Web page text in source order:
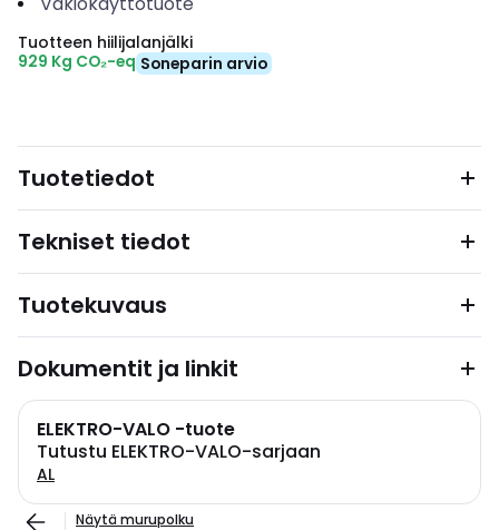
Tuotteen hiilijalanjälki
929 Kg CO₂-eq Soneparin arvio
Tuotetiedot
Tekniset tiedot
Tuotekuvaus
Dokumentit ja linkit
ELEKTRO-VALO -tuote
Tutustu ELEKTRO-VALO-sarjaan
AL
Näytä murupolku